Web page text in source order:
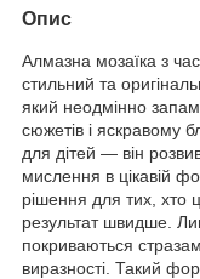
Опис
Алмазна мозаїка з
стильний та
який неодмінно
сюжетів і яскравому
для дітей — він
мислення в цікавій
рішення для тих, хто
результат швидше.
покриваються
виразності. Такий